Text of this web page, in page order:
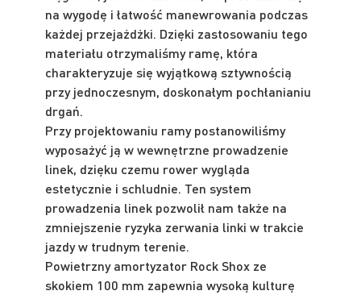
na wygodę i łatwość manewrowania podczas
każdej przejażdżki. Dzięki zastosowaniu tego
materiału otrzymaliśmy ramę, która
charakteryzuje się wyjątkową sztywnością
przy jednoczesnym, doskonałym pochłanianiu
drgań.
Przy projektowaniu ramy postanowiliśmy
wyposażyć ją w wewnętrzne prowadzenie
linek, dzięku czemu rower wygląda
estetycznie i schludnie. Ten system
prowadzenia linek pozwolił nam także na
zmniejszenie ryzyka zerwania linki w trakcie
jazdy w trudnym terenie.
Powietrzny amortyzator Rock Shox ze
skokiem 100 mm zapewnia wysoką kulturę